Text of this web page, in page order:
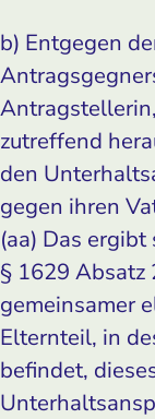
b) Entgegen
zutreffend
den
gegen ihren
(aa) Das
§ 1629 Absatz
gemeinsamer
Elternteil, in
befindet,